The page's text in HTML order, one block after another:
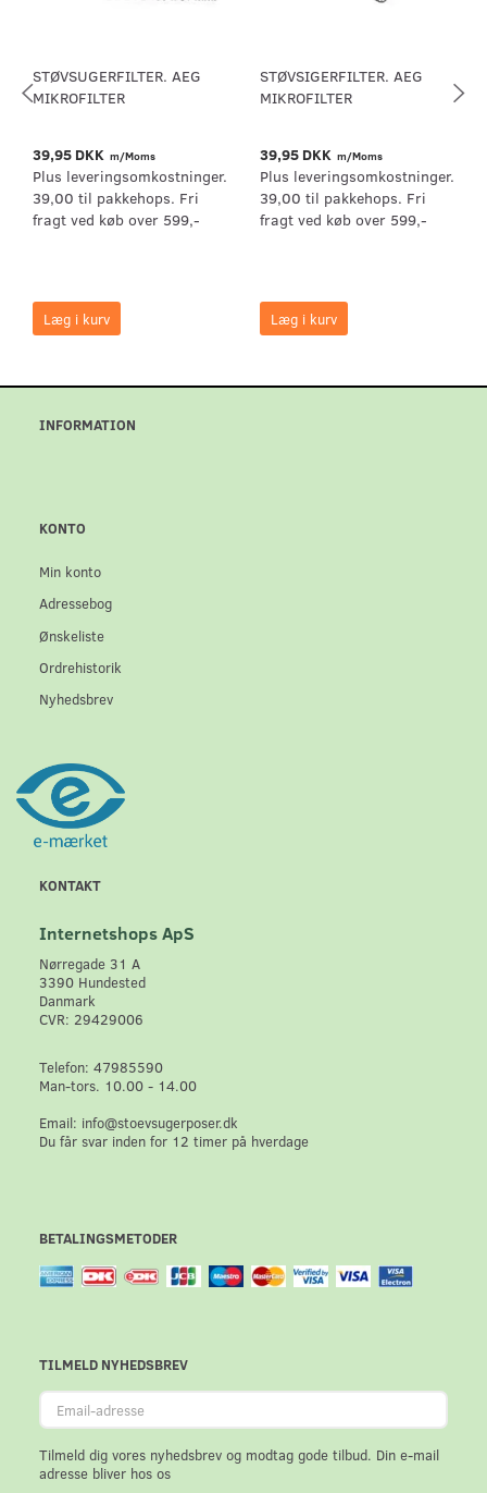
STØVSUGERFILTER. AEG
MIKROFILTER
39,95 DKK m/Moms
Plus leveringsomkostninger.
39,00 til pakkehops. Fri
fragt ved køb over 599,-
Læg i kurv
STØVSIGERFILTER. AEG
MIKROFILTER
39,95 DKK m/Moms
Plus leveringsomkostninger.
39,00 til pakkehops. Fri
fragt ved køb over 599,-
Læg i kurv
INFORMATION
KONTO
Min konto
Adressebog
Ønskeliste
Ordrehistorik
Nyhedsbrev
KONTAKT
Internetshops ApS
Nørregade 31 A
3390 Hundested
Danmark
CVR: 29429006
Telefon: 47985590
Man-tors. 10.00 - 14.00
Email: info@stoevsugerposer.dk
Du får svar inden for 12 timer på hverdage
BETALINGSMETODER
TILMELD NYHEDSBREV
Email-
adresse
Tilmeld dig vores nyhedsbrev og modtag gode tilbud. Din e-mail
adresse bliver hos os